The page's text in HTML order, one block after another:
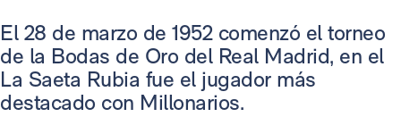
El 28 de marzo de 1952 comenzó el torneo
de la Bodas de Oro del Real Madrid, en el
La Saeta Rubia fue el jugador más
destacado con Millonarios.